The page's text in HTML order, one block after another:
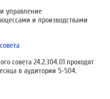
управление
и производствами
совета 24.2.304.01 проходят
в аудитории 5-504.